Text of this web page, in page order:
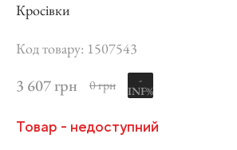
Кросівки
Код товару: 1507543
3 607 грн 0 грн -
INF%
Товар - недоступний